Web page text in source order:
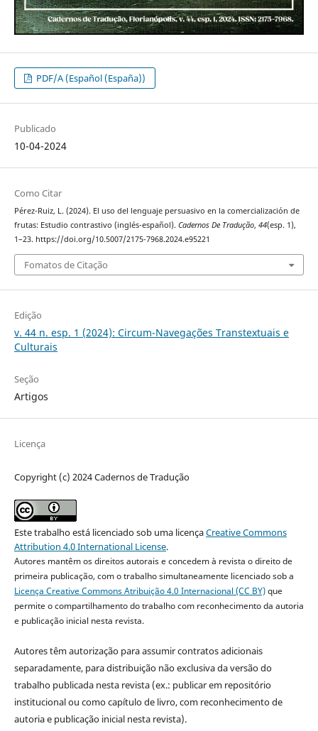
PDF/A (Español (España))
Publicado
10-04-2024
Como Citar
Pérez-Ruiz, L. (2024). El uso del lenguaje persuasivo en la comercialización de
frutas: Estudio contrastivo (inglés-español). Cadernos De Tradução, 44(esp. 1),
1–23. https://doi.org/10.5007/2175-7968.2024.e95221
Fomatos de Citação
Edição
v. 44 n. esp. 1 (2024): Circum-Navegações Transtextuais e
Culturais
Seção
Artigos
Licença
Copyright (c) 2024 Cadernos de Tradução
Este trabalho está licenciado sob uma licençaCreative Commons
Attribution 4.0 International License.
Autores mantêm os direitos autorais e concedem à revista o direito de
primeira publicação, com o trabalho simultaneamente licenciado sob a
Licença Creative Commons Atribuição 4.0 Internacional (CC BY)que
permite o compartilhamento do trabalho com reconhecimento da autoria
e publicação inicial nesta revista.
Autores têm autorização para assumir contratos adicionais
separadamente, para distribuição não exclusiva da versão do
trabalho publicada nesta revista (ex.: publicar em repositório
institucional ou como capítulo de livro, com reconhecimento de
autoria e publicação inicial nesta revista).